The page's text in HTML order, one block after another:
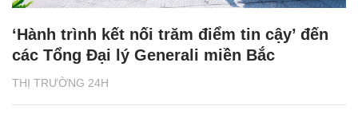
THỊ TRƯỜNG 24H
‘Hành trình kết nối trăm điểm tin cậy’ đến
các Tổng Đại lý Generali miền Bắc